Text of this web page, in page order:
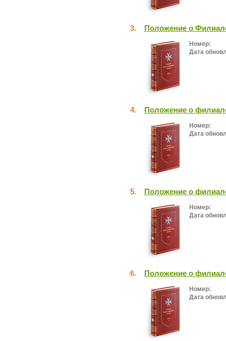
3. Положение о
Номер:
Дата
4. Положение о
Номер:
Дата
5. Положение о
Номер:
Дата
6. Положение о
Номер:
Дата